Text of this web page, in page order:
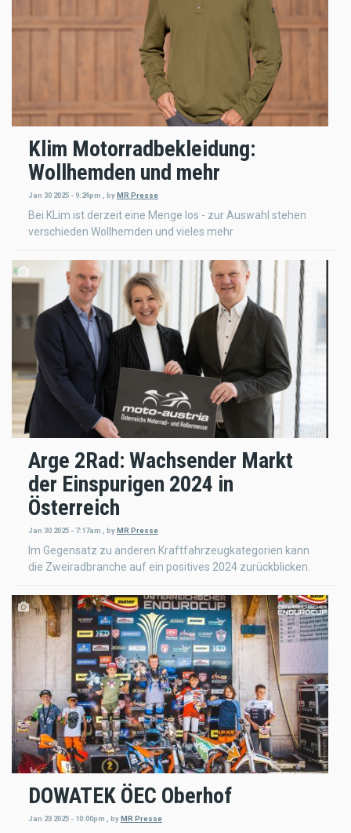
Klim Motorradbekleidung:
Wollhemden und mehr
Jan 30 2025 - 9:24pm , byMR Presse
Bei KLim ist derzeit eine Menge los - zur Auswahl stehen
verschieden Wollhemden und vieles mehr
Arge 2Rad: Wachsender Markt
der Einspurigen 2024 in
Österreich
Jan 30 2025 - 7:17am , byMR Presse
Im Gegensatz zu anderen Kraftfahrzeugkategorien kann
die Zweiradbranche auf ein positives 2024 zurückblicken.
DOWATEK ÖEC Oberhof
Jan 23 2025 - 10:00pm , by MR Presse